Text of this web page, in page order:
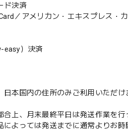
ド決済
／アメリカン・エキスプレス・カ
easy）決済
日本国内の住所のみご利用いただけ
上、月末最終平日は発送作業を行
よっては発送までに通常よりお時